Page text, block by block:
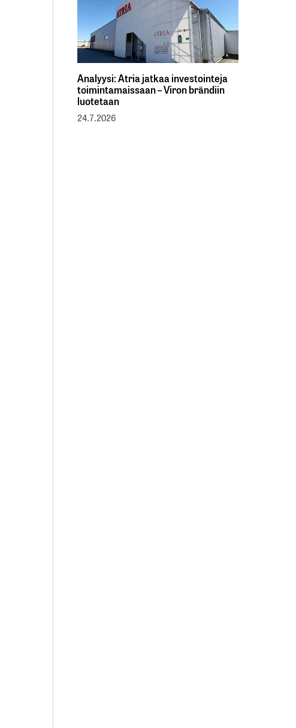
Analyysi: Atria jatkaa investointeja
toimintamaissaan – Viron brändiin
luotetaan
24.7.2026